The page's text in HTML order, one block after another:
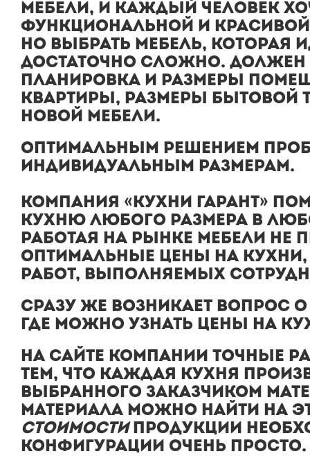
МЕБЕЛИ, И КАЖДЫЙ ЧЕЛОВЕК
ФУНКЦИОНАЛЬНОЙ И
НО ВЫБРАТЬ МЕБЕЛЬ,
ДОСТАТОЧНО СЛОЖНО. ДОЛЖЕН
ПЛАНИРОВКА И РАЗМЕРЫ
КВАРТИРЫ, РАЗМЕРЫ БЫТОВОЙ
НОВОЙ МЕБЕЛИ.
ОПТИМАЛЬНЫМ РЕШЕНИЕМ
ИНДИВИДУАЛЬНЫМ РАЗМЕРАМ.
КОМПАНИЯ «КУХНИ ГАРАНТ»
КУХНЮ ЛЮБОГО РАЗМЕРА В
РАБОТАЯ НА РЫНКЕ МЕБЕЛИ НЕ
ОПТИМАЛЬНЫЕ ЦЕНЫ НА
РАБОТ, ВЫПОЛНЯЕМЫХ
СРАЗУ ЖЕ ВОЗНИКАЕТ ВОПРОС
ГДЕ МОЖНО УЗНАТЬ ЦЕНЫ НА
НА САЙТЕ КОМПАНИИ ТОЧНЫЕ
ТЕМ, ЧТО КАЖДАЯ КУХНЯ
ВЫБРАННОГО ЗАКАЗЧИКОМ
МАТЕРИАЛА МОЖНО НАЙТИ НА
СТОИМОСТИ ПРОДУКЦИИ
КОНФИГУРАЦИИ ОЧЕНЬ ПРОСТО.